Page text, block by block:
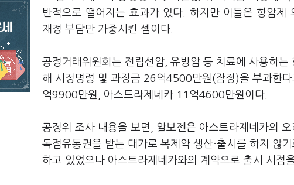
반적으로 떨어지는 효과가 있다. 하지만 이들은 항암
재정 부담만 가중시킨 셈이다.
공정거래위원회는 전립선암, 유방암 등 치료에 사용하
해 시정명령 및 과징금 26억4500만원(잠정)을 부과한
억9900만원, 아스트라제네카 11억4600만원이다.
공정위 조사 내용을 보면, 알보젠은 아스트라제네카의
독점유통권을 받는 대가로 복제약 생산·출시를 하지 않
하고 있었으나 아스트라제네카와의 계약으로 출시 시점